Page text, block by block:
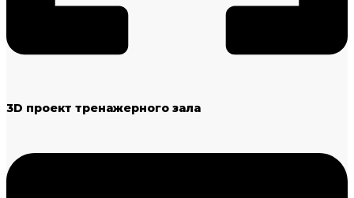
3D проект тренажерного зала